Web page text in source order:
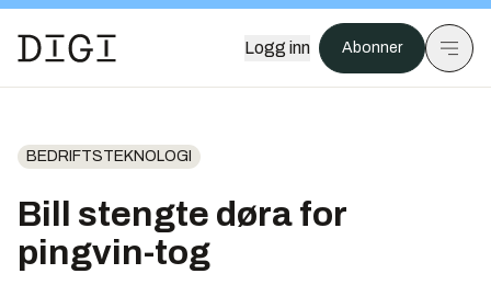
Logg inn Abonner
BEDRIFTSTEKNOLOGI
Bill stengte døra for
pingvin-tog